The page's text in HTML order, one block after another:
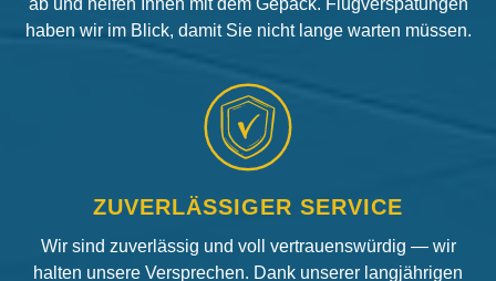
haben wir im Blick, damit Sie nicht lange warten müssen.
ZUVERLÄSSIGER SERVICE
Wir sind zuverlässig und voll vertrauenswürdig — wir
halten unsere Versprechen. Dank unserer langjährigen